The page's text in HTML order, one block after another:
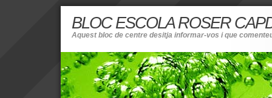
BLOC ESCOLA ROSER
Aquest bloc de centre desitja informar-vos i que